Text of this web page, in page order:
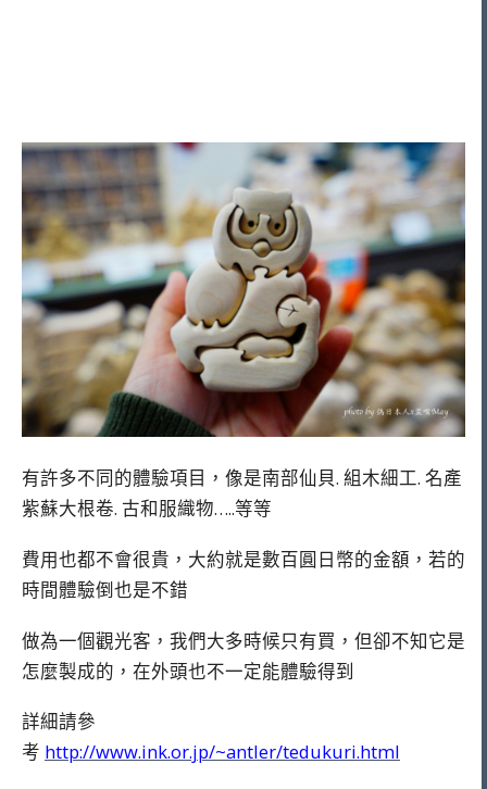
有許多不同的體驗項目，像是南部仙貝. 組木細工. 名產
紫蘇大根卷. 古和服織物…..等等
費用也都不會很貴，大約就是數百圓日幣的金額，若的
時間體驗倒也是不錯
做為一個觀光客，我們大多時候只有買，但卻不知它是
怎麼製成的，在外頭也不一定能體驗得到
詳細請參
考 http://www.ink.or.jp/~antler/tedukuri.html